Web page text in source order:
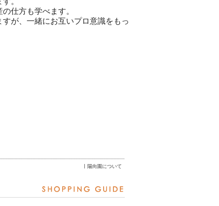
仕方も学べます。
が、一緒にお互いプロ意識をもっ
陽向園について